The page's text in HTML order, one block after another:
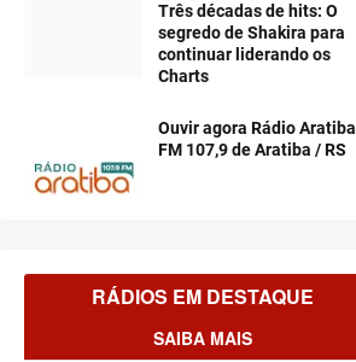
Três décadas de hits: O
segredo de Shakira para
continuar liderando os
Charts
Ouvir agora Rádio Aratiba
FM 107,9 de Aratiba / RS
RÁDIOS EM DESTAQUE
SAIBA MAIS